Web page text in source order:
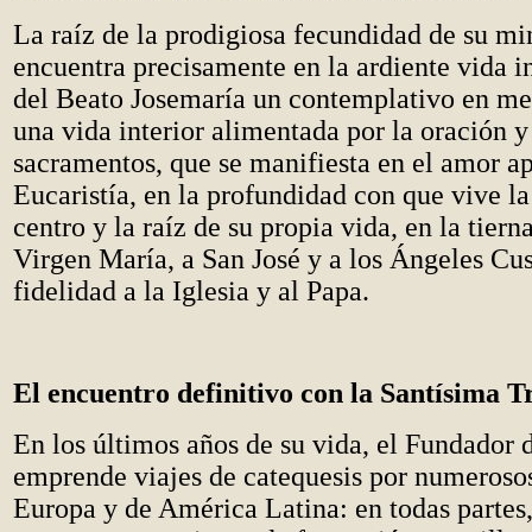
La raíz de la prodigiosa fecundidad de su
encuentra precisamente en la ardiente vida
del Beato Josemaría un contemplativo en
una vida interior alimentada por la oración
sacramentos, que se manifiesta en el amor
Eucaristía, en la profundidad con que vive
centro y la raíz de su propia vida, en la
Virgen María, a San José y a los Ángeles
fidelidad a la Iglesia y al Papa.
El encuentro definitivo con la Santísima
En los últimos años de su vida, el Fundador
emprende viajes de catequesis por
Europa y de América Latina: en todas